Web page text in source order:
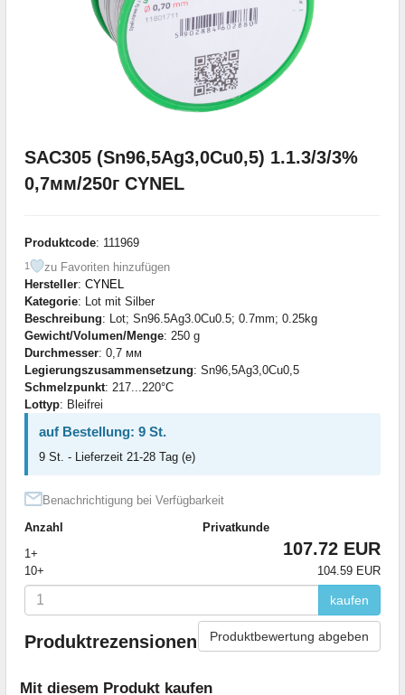
SAC305 (Sn96,5Ag3,0Cu0,5) 1.1.3/3/3%
0,7мм/250г CYNEL
Produktcode: 111969
1
zu Favoriten hinzufügen
Hersteller: CYNEL
Kategorie: Lot mit Silber
Beschreibung: Lot; Sn96.5Ag3.0Cu0.5; 0.7mm; 0.25kg
Gewicht/Volumen/Menge: 250 g
Durchmesser: 0,7 мм
Legierungszusammensetzung: Sn96,5Ag3,0Cu0,5
Schmelzpunkt: 217...220°С
Lottyp: Bleifrei
auf Bestellung: 9 St.
9 St. - Lieferzeit 21-28 Tag (e)
Benachrichtigung bei Verfügbarkeit
Anzahl
Privatkunde
1+
107.72 EUR
10+ 104.59 EUR
kaufen
Produktrezensionen Produktbewertung abgeben
Mit diesem Produkt kaufen